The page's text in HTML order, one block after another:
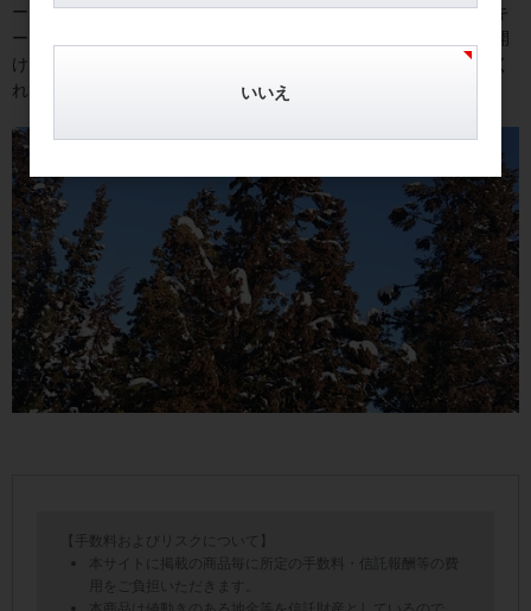
ーに連れていって」の時代に比べれば、すいているけど(笑)「スキ
ーヤーの親指」という親指靭帯損傷の私は、未だ、ペットボトル開
けるとか、ペンで書くとか不自由だよ。いかに普段、親指働いてく
れているか痛感の日々。
【手数料およびリスクについて】
本サイトに掲載の商品毎に所定の手数料・信託報酬等の費
用をご負担いただきます。
いいえ